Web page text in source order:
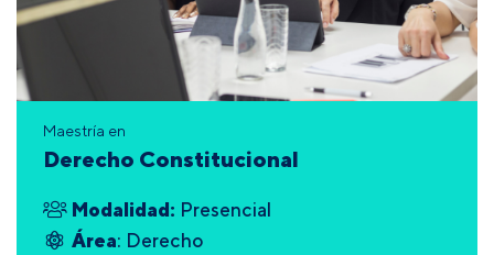
Maestría en
Derecho Constitucional
Modalidad: Presencial
Área: Derecho